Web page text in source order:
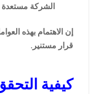
الشركة
إن الاهتمام بهذه
قرار مستنير.
كيفية